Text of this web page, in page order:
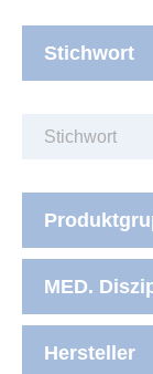
Stichwort
MED.
Hersteller